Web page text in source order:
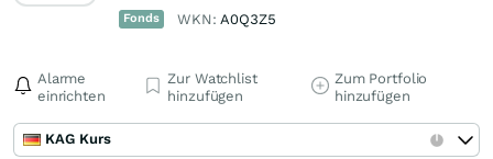
Fonds WKN:A0Q3Z5
Alarme
einrichten
Zur Watchlist
hinzufügen
Zum Portfolio
hinzufügen
KAG Kurs